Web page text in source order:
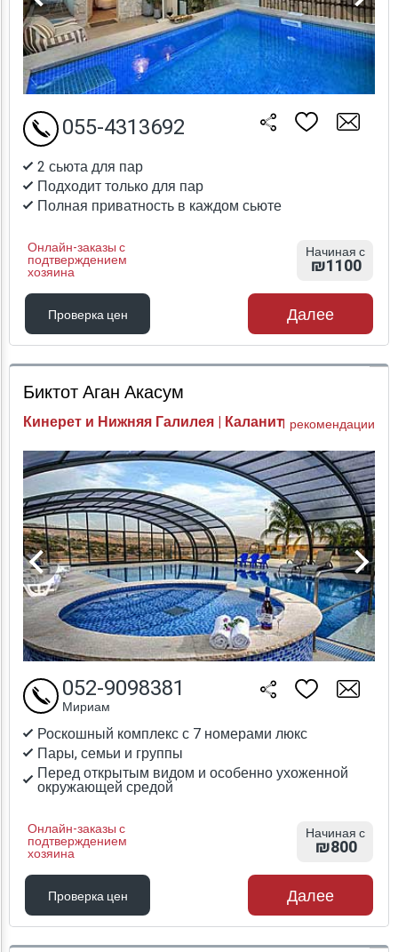
2 сьюта для пар
Подходит только для пар
Полная приватность в каждом сьюте
Онлайн-заказы с
подтверждением
хозяина
055-4313692
Начиная с
₪1100
Проверка цен
Проверка цен
Далее
Биктот Аган Акасум
Кинерет и Нижняя Галилея | Каланит1 рекомендации
Роскошный комплекс с 7 номерами люкс
Пары, семьи и группы
Перед открытым видом и особенно ухоженной
окружающей средой
Онлайн-заказы с
подтверждением
хозяина
052-9098381
Мириам
Начиная с
₪800
Проверка цен
Проверка цен
Далее